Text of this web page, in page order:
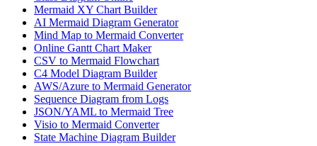
Mermaid XY Chart Builder
AI Mermaid Diagram Generator
Mind Map to Mermaid Converter
Online Gantt Chart Maker
CSV to Mermaid Flowchart
C4 Model Diagram Builder
AWS/Azure to Mermaid Generator
Sequence Diagram from Logs
JSON/YAML to Mermaid Tree
Visio to Mermaid Converter
State Machine Diagram Builder